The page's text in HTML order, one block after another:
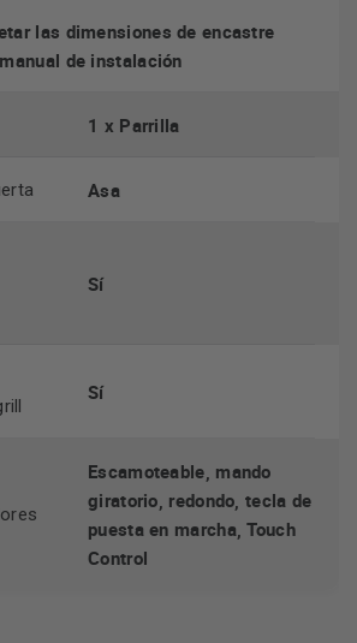
las dimensiones de encastre
de instalación
1 x Parrilla
Asa
Sí
Sí
Escamoteable, mando
giratorio, redondo, tecla de
puesta en marcha, Touch
Control